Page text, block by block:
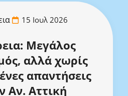
15 Ιουλ 2026
Μεγάλος
αλλά χωρίς
απαντήσεις
Αν. Αττική